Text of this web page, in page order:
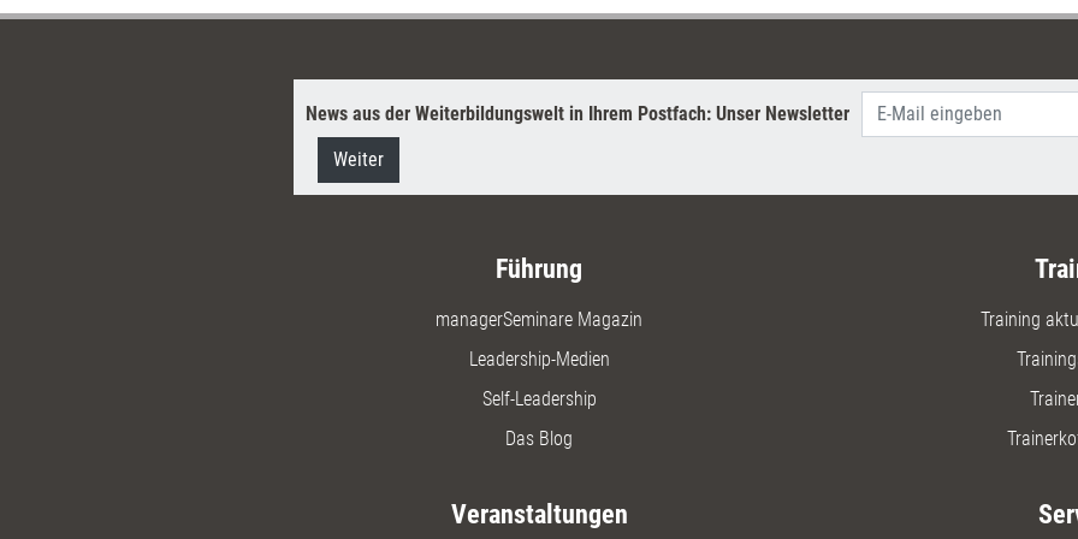
Möglichkeiten.
News aus der Weiterbildungswelt in Ihrem Postfach: Unser Newsletter
Weiter
Führung
managerSeminare Magazin
Leadership-Medien
Self-Leadership
Das Blog
Training
Veranstaltungen